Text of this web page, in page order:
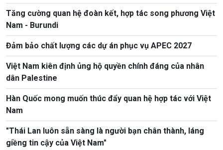
Tăng cường quan hệ đoàn kết, hợp tác song phương Việt
Nam - Burundi
Đảm bảo chất lượng các dự án phục vụ APEC 2027
Việt Nam kiên định ủng hộ quyền chính đáng của nhân
dân Palestine
Hàn Quốc mong muốn thúc đẩy quan hệ hợp tác với Việt
Nam
"Thái Lan luôn sẵn sàng là người bạn chân thành, láng
giềng tin cậy của Việt Nam"